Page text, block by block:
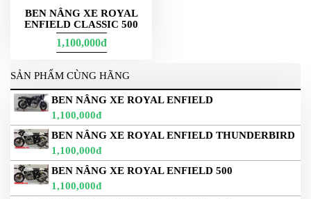
BEN NÂNG XE ROYAL
ENFIELD CLASSIC 500
1,100,000đ
SẢN PHẨM CÙNG HÃNG
BEN NÂNG XE ROYAL ENFIELD
1,100,000đ
BEN NÂNG XE ROYAL ENFIELD THUNDERBIRD
1,100,000đ
BEN NÂNG XE ROYAL ENFIELD 500
1,100,000đ